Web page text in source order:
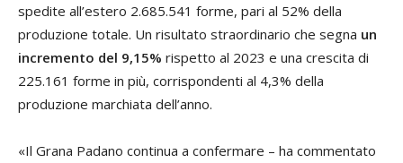
spedite all’estero 2.685.541 forme, pari al 52% della
produzione totale. Un risultato straordinario che segna un
incremento del 9,15% rispetto al 2023 e una crescita di
225.161 forme in più, corrispondenti al 4,3% della
produzione marchiata dell’anno.
«Il Grana Padano continua a confermare – ha commentato